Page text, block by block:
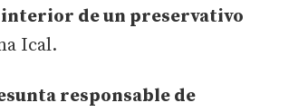
interior de un preservativo
Ical.
responsable de